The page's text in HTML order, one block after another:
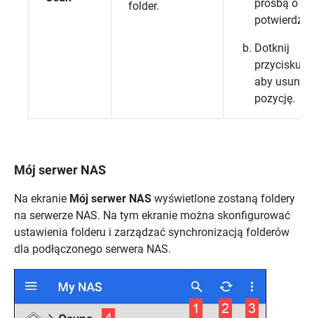
folder.
prośbą o
Dotknij
przycisku
aby usunąć
pozycję.
Mój serwer NAS
Na ekranie Mój serwer NAS wyświetlone zostaną foldery
na serwerze NAS. Na tym ekranie można skonfigurować
ustawienia folderu i zarządzać synchronizacją folderów
dla podłączonego serwera NAS.